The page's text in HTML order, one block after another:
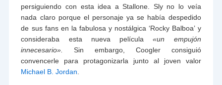
persiguiendo con esta idea a Stallone. Sly no lo veía
nada claro porque el personaje ya se había despedido
de sus fans en la fabulosa y nostálgica ‘Rocky Balboa’ y
consideraba esta nueva película«un empujón
innecesario».
Sin embargo, Coogler consiguió
convencerle para protagonizarla junto al joven valor
Michael B. Jordan.